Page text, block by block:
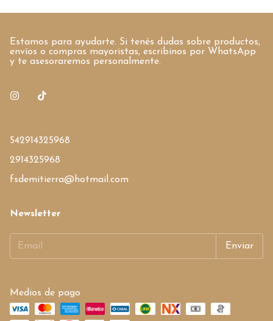
Estamos para ayudarte. Si tenés dudas sobre productos,
envíos o compras mayoristas, escribinos por WhatsApp
y te asesoraremos personalmente.
542914325968
2914325968
fsdemitierra@hotmail.com
Newsletter
Medios de pago